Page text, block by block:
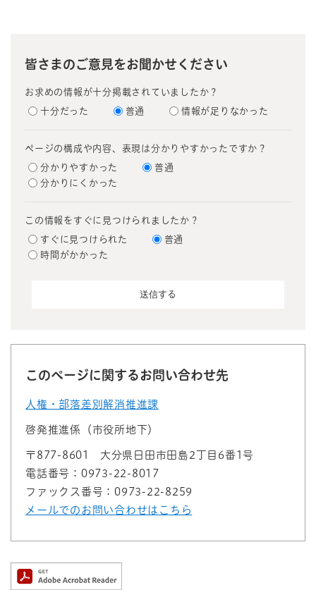
皆さまのご意見をお聞かせください
お求めの情報が十分掲載されていましたか？
十分だった 普通 情報が足りなかった
ページの構成や内容、表現は分かりやすかったですか？
分かりやすかった
普通
分かりにくかった
この情報をすぐに見つけられましたか？
すぐに見つけられた
普通
時間がかかった
このページに関するお問い合わせ先
人権・部落差別解消推進課
啓発推進係（市役所地下）
〒877-8601
大分県日田市田島2丁目6番1号
電話番号：0973-22-8017
ファックス番号：0973-22-8259
メールでのお問い合わせはこちら